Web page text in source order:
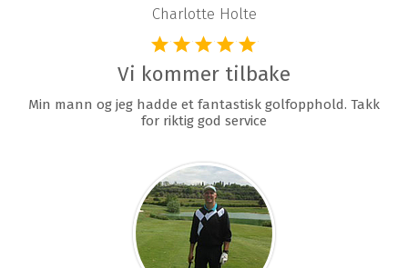
Charlotte Holte
Vi kommer tilbake
Min mann og jeg hadde et fantastisk golfopphold. Takk
for riktig god service